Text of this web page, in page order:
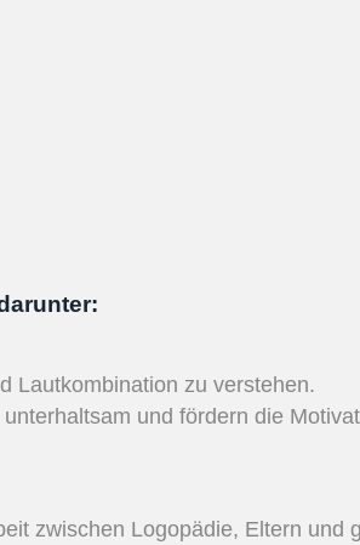
Lautkombination zu verstehen.
und fördern die
zwischen Logopädie, Eltern und